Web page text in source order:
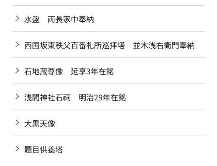
水盤 両長家中奉納
西国坂東秩父百番札所巡拝塔 並木浅右衛門奉納
石地蔵尊像 延享3年在銘
浅間神社石祠 明治29年在銘
大黒天像
題目供養塔